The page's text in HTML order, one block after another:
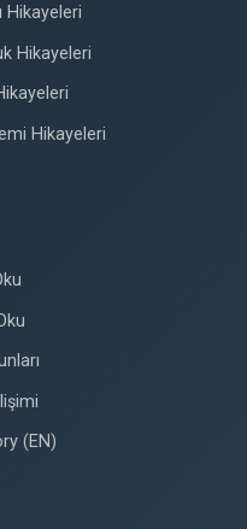
Hikayeleri
Hikayeleri
Hikayeleri
(EN)